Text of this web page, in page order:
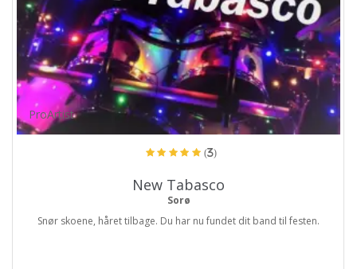
ProArtist
(3)
New Tabasco
Sorø
Snør skoene, håret tilbage. Du har nu fundet dit band til festen.